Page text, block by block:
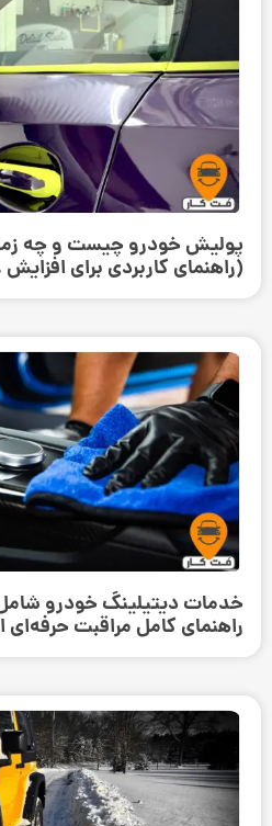
پولیش خودرو چیست و چه
(راهنمای کاربردی برای
خدمات دیتیلینگ خودرو
راهنمای کامل مراقبت حرفه‌ای